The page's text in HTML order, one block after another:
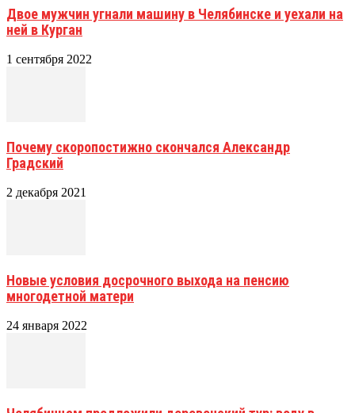
Двое мужчин угнали машину в Челябинске и уехали на
ней в Курган
1 сентября 2022
Почему скоропостижно скончался Александр
Градский
2 декабря 2021
Новые условия досрочного выхода на пенсию
многодетной матери
24 января 2022